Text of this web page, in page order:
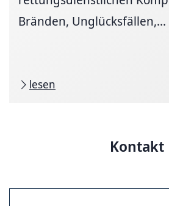
Bränden, Unglücksfällen,...
lesen
Kontakt